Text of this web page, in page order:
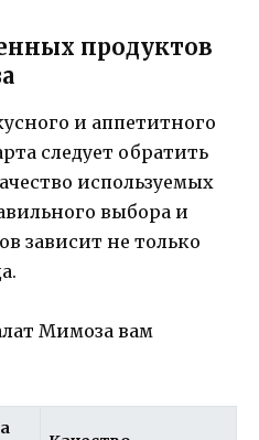
продуктов
и аппетитного
следует обратить
используемых
выбора и
зависит не только
Мимоза вам